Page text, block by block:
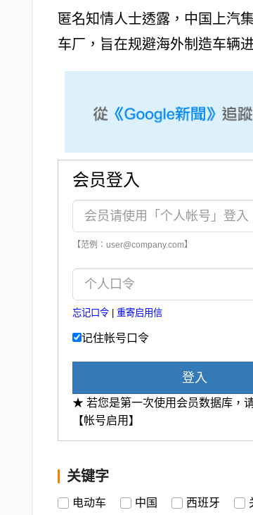
匿名知情人士透露，中国上汽
车厂，旨在规避海外制造车辆
会员登入
【范例：user@company.com】
忘记口令 重寄启用信
记住帐号口令
登入
★ 若您是第一次使用会员数据库，
【帐号启用】
关键字
电动车 中国 西班牙